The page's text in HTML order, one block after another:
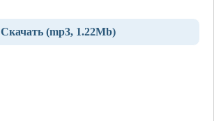
Скачать (mp3, 1.22Mb)